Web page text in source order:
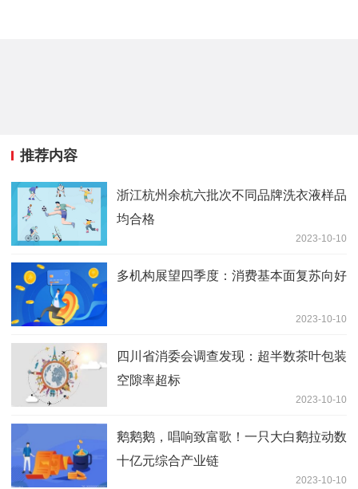
推荐内容
浙江杭州余杭六批次不同品牌洗衣液样品
均合格
2023-10-10
多机构展望四季度：消费基本面复苏向好
2023-10-10
四川省消委会调查发现：超半数茶叶包装
空隙率超标
2023-10-10
鹅鹅鹅，唱响致富歌！一只大白鹅拉动数
十亿元综合产业链
2023-10-10